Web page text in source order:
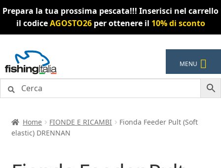
Prepara la tua prossima pescata!!! Inserisci nel carrello
il codiceAGOSTO26per ottenere il 10% di sconto
alla
navigazione
al
contenuto
MENU
Home FIONDE E RICAMBI
Fionda Feeder Pult (Soft
elastic) DRENNAN